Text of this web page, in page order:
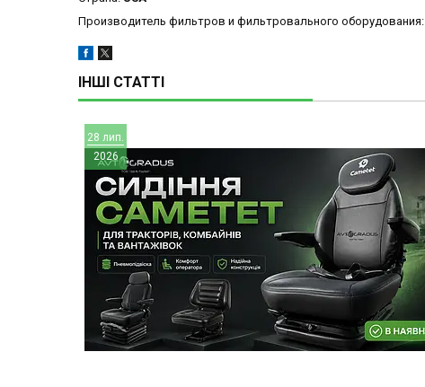
Производитель фильтров и фильтровального оборудования:
ІНШІ СТАТТІ
28 лип.
2026